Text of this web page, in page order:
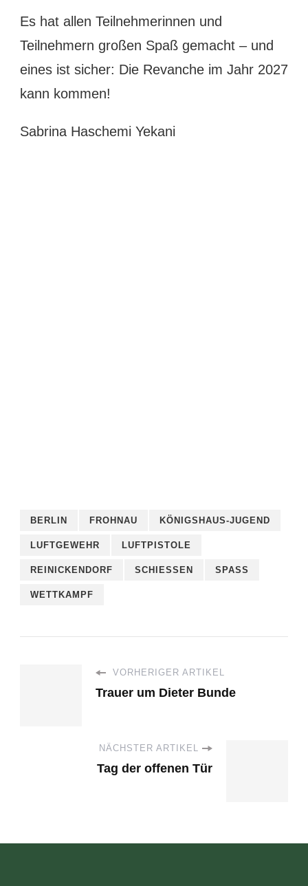
Es hat allen Teilnehmerinnen und
Teilnehmern großen Spaß gemacht – und
eines ist sicher: Die Revanche im Jahr 2027
kann kommen!
Sabrina Haschemi Yekani
BERLIN FROHNAU KÖNIGSHAUS-JUGEND
LUFTGEWEHR LUFTPISTOLE
REINICKENDORF SCHIESSEN SPASS
WETTKAMPF
VORHERIGER ARTIKEL
Trauer um Dieter Bunde
NÄCHSTER ARTIKEL
Tag der offenen Tür